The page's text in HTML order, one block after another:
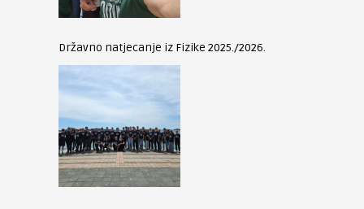
Državno natjecanje iz Fizike 2025./2026.